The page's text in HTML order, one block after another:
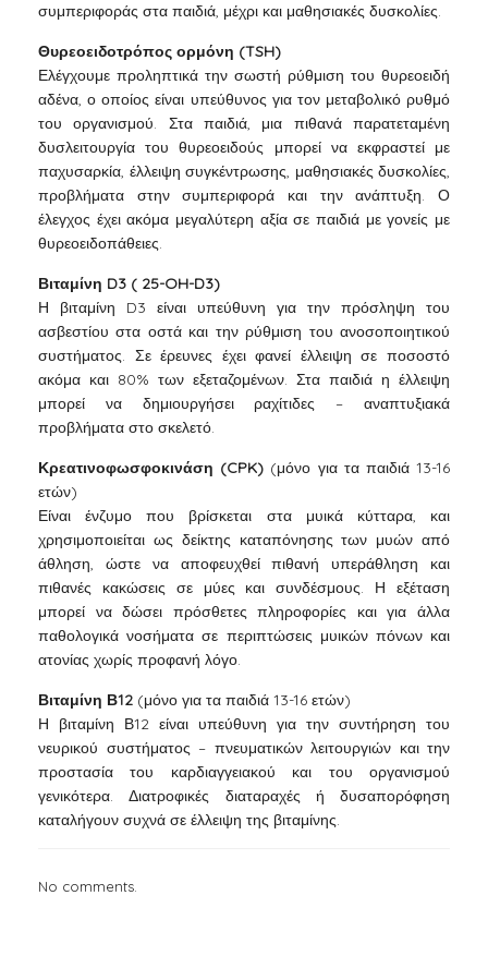
συμπεριφοράς στα παιδιά, μέχρι και μαθησιακές δυσκολίες.
Θυρεοειδοτρόπος ορμόνη (TSH)
Ελέγχουμε προληπτικά την σωστή ρύθμιση του θυρεοειδή
αδένα, ο οποίος είναι υπεύθυνος για τον μεταβολικό ρυθμό
του οργανισμού. Στα παιδιά, μια πιθανά παρατεταμένη
δυσλειτουργία του θυρεοειδούς μπορεί να εκφραστεί με
παχυσαρκία, έλλειψη συγκέντρωσης, μαθησιακές δυσκολίες,
προβλήματα στην συμπεριφορά και την ανάπτυξη. Ο
έλεγχος έχει ακόμα μεγαλύτερη αξία σε παιδιά με γονείς με
θυρεοειδοπάθειες.
Βιταμίνη D3 ( 25-OH-D3)
Η βιταμίνη D3 είναι υπεύθυνη για την πρόσληψη του
ασβεστίου στα οστά και την ρύθμιση του ανοσοποιητικού
συστήματος. Σε έρευνες έχει φανεί έλλειψη σε ποσοστό
ακόμα και 80% των εξεταζομένων. Στα παιδιά η έλλειψη
μπορεί να δημιουργήσει ραχίτιδες – αναπτυξιακά
προβλήματα στο σκελετό.
Κρεατινοφωσφοκινάση (CPK) (μόνο για τα παιδιά 13-16
ετών)
Είναι ένζυμο που βρίσκεται στα μυικά κύτταρα, και
χρησιμοποιείται ως δείκτης καταπόνησης των μυών από
άθληση, ώστε να αποφευχθεί πιθανή υπεράθληση και
πιθανές κακώσεις σε μύες και συνδέσμους. Η εξέταση
μπορεί να δώσει πρόσθετες πληροφορίες και για άλλα
παθολογικά νοσήματα σε περιπτώσεις μυικών πόνων και
ατονίας χωρίς προφανή λόγο.
Βιταμίνη Β12 (μόνο για τα παιδιά 13-16 ετών)
Η βιταμίνη Β12 είναι υπεύθυνη για την συντήρηση του
νευρικού συστήματος – πνευματικών λειτουργιών και την
προστασία του καρδιαγγειακού και του οργανισμού
γενικότερα. Διατροφικές διαταραχές ή δυσαπορόφηση
καταλήγουν συχνά σε έλλειψη της βιταμίνης.
No comments.